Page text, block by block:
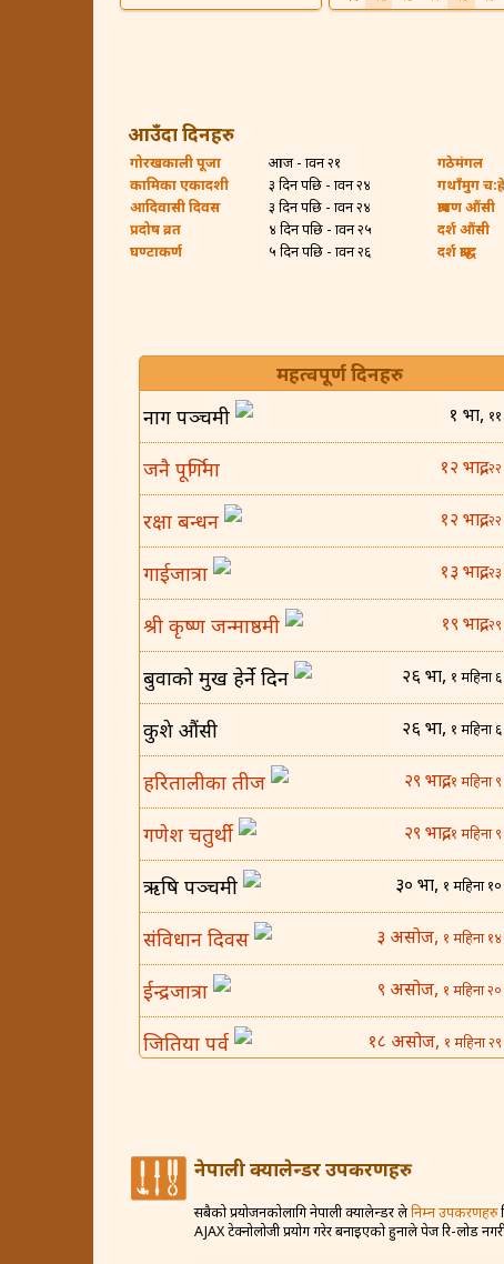
आउँदा दिनहरु
गोरखकाली पूजा
आज - श्रावन २१
कामिका एकादशी
३ दिन पछि - श्रावन २४
आदिवासी दिवस
३ दिन पछि - श्रावन २४
प्रदोष व्रत
४ दिन पछि - श्रावन २५
घण्टाकर्ण
५ दिन पछि - श्रावन २६
गठेमंगल
गथाँमुग
श्रावण औंसी
दर्श औंसी
दर्श श्राद्ध
महत्वपूर्ण दिनहरु
नाग पञ्चमी १ भाद्र,
जनै पूर्णिमा १२ भाद्र,
रक्षा बन्धन १२ भाद्र,
गाईजात्रा १३ भाद्र,
श्री कृष्ण जन्माष्ठमी १९ भाद्र,
बुवाको मुख हेर्ने दिन २६ भाद्र, १ महिना
कुशे औंसी २६ भाद्र, १ महिना
हरितालीका तीज २९ भाद्र,१ महिना
गणेश चतुर्थी २९ भाद्र,१ महिना
ऋषि पञ्चमी ३० भाद्र, १ महिना
संविधान दिवस ३ असोज, १ महिना
ईन्द्रजात्रा ९ असोज, १ महिना
जितिया पर्व १८ असोज, १ महिना
बिजया दशमी
कोजाग्रत व्रत ८ कार्तिक, २ महिना २०
नेपाली क्यालेन्डर उपकरणहरु
सबैको प्रयोजनकोलागि नेपाली क्यालेन्डर लेनिम्न उपकरणहरु
AJAX टेक्नोलोजी प्रयोग गरेर बनाइएको हुनाले पेज रि-लोड